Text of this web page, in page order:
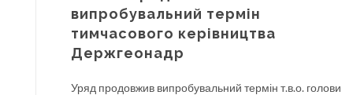
випробувальний термін
тимчасового керівництва
Держгеонадр
Уряд продовжив випробувальний термін т.в.о. голови